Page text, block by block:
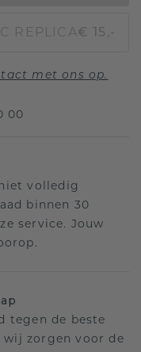
REPLICA€ 15,-
met ons op.
00
volledig
binnen 30
service. Jouw
tegen de beste
zorgen voor de